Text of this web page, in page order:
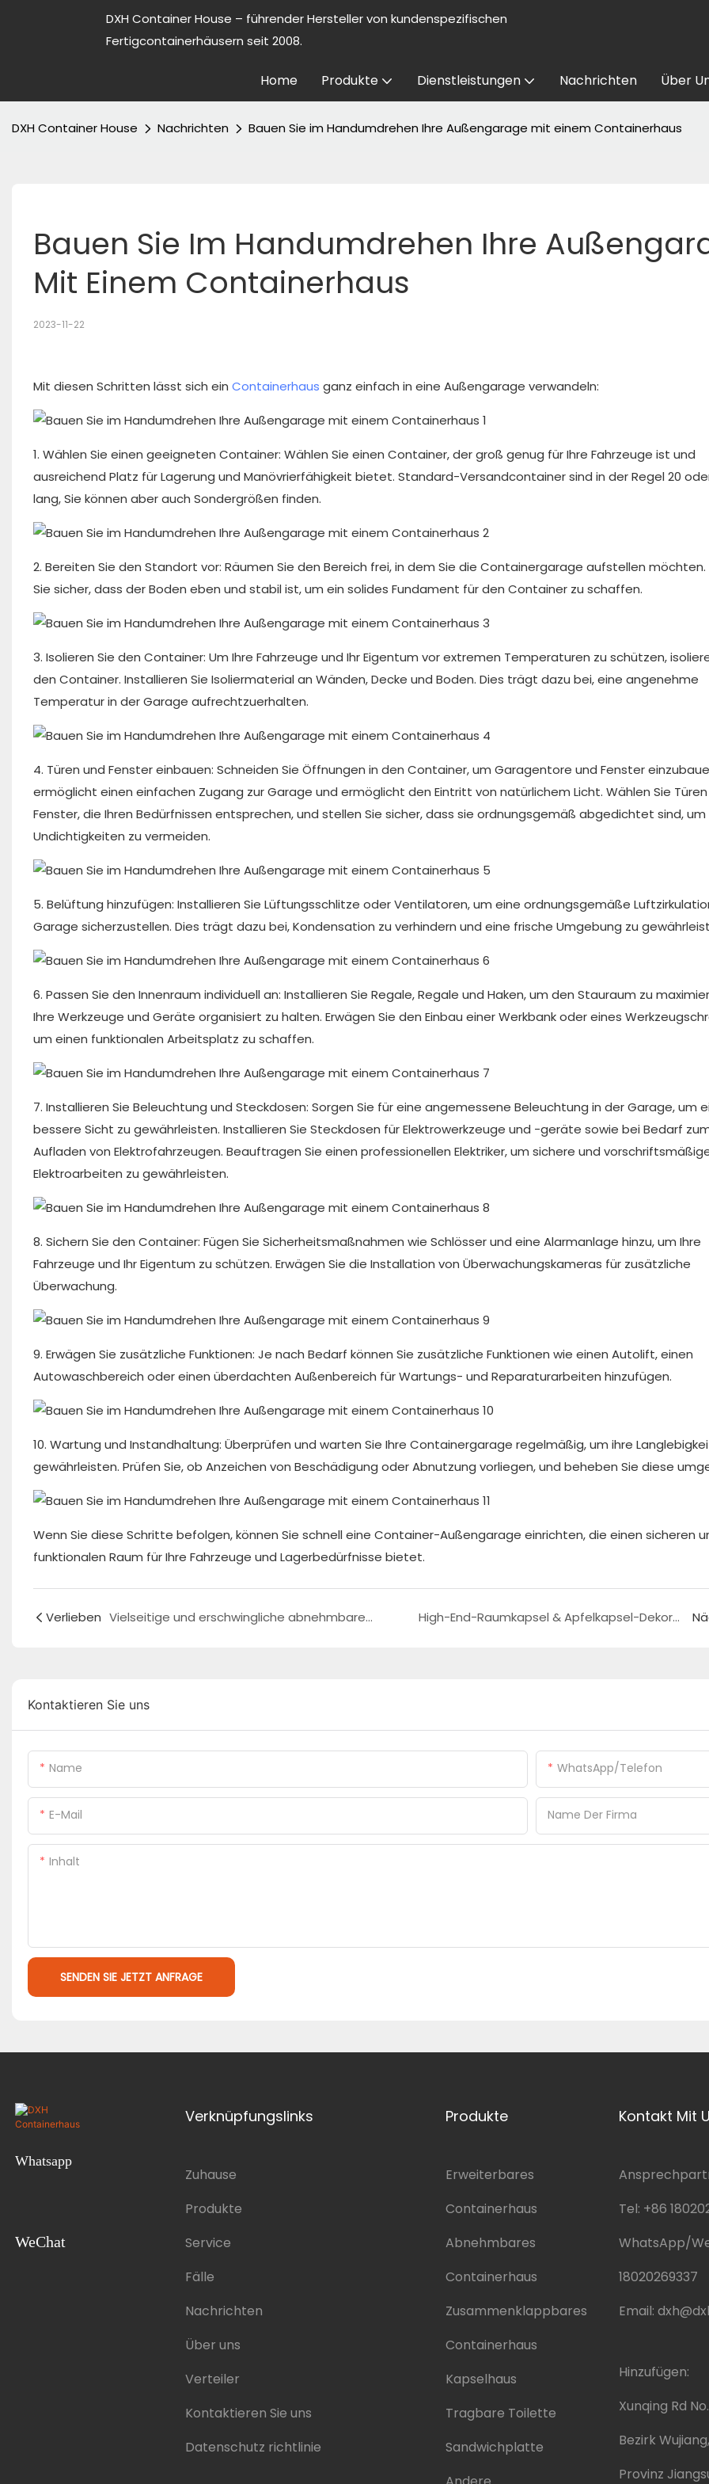
DXH Container House – führender Hersteller von kundenspezifischen
Fertigcontainerhäusern seit 2008.
Home Produkte Dienstleistungen Nachrichten Über
DXH Container House Nachrichten Bauen Sie im Handumdrehen Ihre Außengarage mit einem Containerhaus
Bauen Sie Im Handumdrehen Ihre
Mit Einem Containerhaus
2023-11-22
Mit diesen Schritten lässt sich ein Containerhaus ganz einfach in eine Außengarage verwandeln:
1. Wählen Sie einen geeigneten Container: Wählen Sie einen Container, der groß genug für Ihre Fahrzeuge ist und
ausreichend Platz für Lagerung und Manövrierfähigkeit bietet. Standard-Versandcontainer sind in der Regel 20
lang, Sie können aber auch Sondergrößen finden.
2. Bereiten Sie den Standort vor: Räumen Sie den Bereich frei, in dem Sie die Containergarage aufstellen möchten.
Sie sicher, dass der Boden eben und stabil ist, um ein solides Fundament für den Container zu schaffen.
3. Isolieren Sie den Container: Um Ihre Fahrzeuge und Ihr Eigentum vor extremen Temperaturen zu schützen,
den Container. Installieren Sie Isoliermaterial an Wänden, Decke und Boden. Dies trägt dazu bei, eine angenehme
Temperatur in der Garage aufrechtzuerhalten.
4. Türen und Fenster einbauen: Schneiden Sie Öffnungen in den Container, um Garagentore und Fenster
ermöglicht einen einfachen Zugang zur Garage und ermöglicht den Eintritt von natürlichem Licht. Wählen Sie
Fenster, die Ihren Bedürfnissen entsprechen, und stellen Sie sicher, dass sie ordnungsgemäß abgedichtet sind, um
Undichtigkeiten zu vermeiden.
5. Belüftung hinzufügen: Installieren Sie Lüftungsschlitze oder Ventilatoren, um eine ordnungsgemäße
Garage sicherzustellen. Dies trägt dazu bei, Kondensation zu verhindern und eine frische Umgebung zu
6. Passen Sie den Innenraum individuell an: Installieren Sie Regale, Regale und Haken, um den Stauraum zu
Ihre Werkzeuge und Geräte organisiert zu halten. Erwägen Sie den Einbau einer Werkbank oder eines
um einen funktionalen Arbeitsplatz zu schaffen.
7. Installieren Sie Beleuchtung und Steckdosen: Sorgen Sie für eine angemessene Beleuchtung in der Garage, um
bessere Sicht zu gewährleisten. Installieren Sie Steckdosen für Elektrowerkzeuge und -geräte sowie bei Bedarf
Aufladen von Elektrofahrzeugen. Beauftragen Sie einen professionellen Elektriker, um sichere und
Elektroarbeiten zu gewährleisten.
8. Sichern Sie den Container: Fügen Sie Sicherheitsmaßnahmen wie Schlösser und eine Alarmanlage hinzu, um Ihre
Fahrzeuge und Ihr Eigentum zu schützen. Erwägen Sie die Installation von Überwachungskameras für zusätzliche
Überwachung.
9. Erwägen Sie zusätzliche Funktionen: Je nach Bedarf können Sie zusätzliche Funktionen wie einen Autolift, einen
Autowaschbereich oder einen überdachten Außenbereich für Wartungs- und Reparaturarbeiten hinzufügen.
10. Wartung und Instandhaltung: Überprüfen und warten Sie Ihre Containergarage regelmäßig, um ihre
gewährleisten. Prüfen Sie, ob Anzeichen von Beschädigung oder Abnutzung vorliegen, und beheben Sie diese
Wenn Sie diese Schritte befolgen, können Sie schnell eine Container-Außengarage einrichten, die einen sicheren
funktionalen Raum für Ihre Fahrzeuge und Lagerbedürfnisse bietet.
Verlieben Vielseitige und erschwingliche abnehmbare Containerhäuser für jedes Design und jede Situation! High-End-Raumkapsel & Apfelkapsel-Dekoration: Ihr Luxus-Containerhaus
Kontaktieren Sie uns
Name WhatsApp/Telefon
E-Mail Name Der Firma
Inhalt
SENDEN SIE JETZT ANFRAGE
Whatsapp
WeChat
Verknüpfungslinks
Zuhause
Produkte
Service
Fälle
Nachrichten
Über uns
Verteiler
Kontaktieren Sie uns
Datenschutz richtlinie
Produkte
Erweiterbares
Containerhaus
Abnehmbares
Containerhaus
Zusammenklappbares
Containerhaus
Kapselhaus
Tragbare Toilette
Sandwichplatte
Kontakt Mit
Tel: +86
WhatsApp/
18020269337
Email:
Hinzufügen:
Xunqing Rd
Bezirk
Provinz